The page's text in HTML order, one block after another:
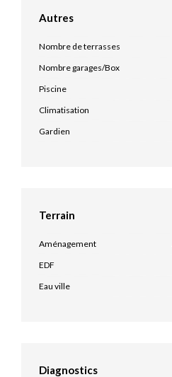
Autres
Nombre de terrasses
Nombre garages/Box
Piscine
Climatisation
Gardien
Terrain
Aménagement
EDF
Eau ville
Diagnostics